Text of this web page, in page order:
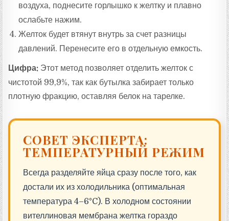
воздуха, поднесите горлышко к желтку и плавно
ослабьте нажим.
Желток будет втянут внутрь за счет разницы
давлений. Перенесите его в отдельную емкость.
Цифра: Этот метод позволяет отделить желток с
чистотой 99,9%, так как бутылка забирает только
плотную фракцию, оставляя белок на тарелке.
СОВЕТ ЭКСПЕРТА:
ТЕМПЕРАТУРНЫЙ РЕЖИМ
Всегда разделяйте яйца сразу после того, как
достали их из холодильника (оптимальная
температура 4–6°C). В холодном состоянии
вителлиновая мембрана желтка гораздо